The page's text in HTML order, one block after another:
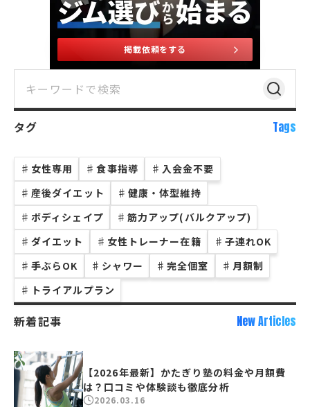
掲載依頼をする
タグ Tags
♯ 女性専用 ♯ 食事指導 ♯ 入会金不要
♯ 産後ダイエット ♯ 健康・体型維持
♯ ボディシェイプ ♯ 筋力アップ(バルクアップ)
♯ ダイエット ♯ 女性トレーナー在籍 ♯ 子連れOK
♯ 手ぶらOK ♯ シャワー ♯ 完全個室 ♯ 月額制
♯ トライアルプラン
新着記事 New Articles
【2026年最新】かたぎり塾の料金や月額費
は？口コミや体験談も徹底分析
2026.03.16